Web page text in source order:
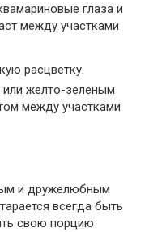
глаза и
между участками
расцветку.
или желто-зеленым
между участками
и дружелюбным
всегда быть
свою порцию